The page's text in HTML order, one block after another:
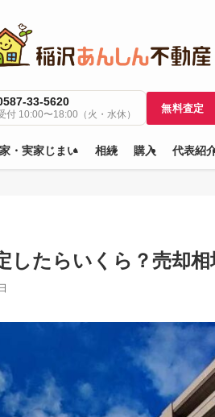
・実家じまい 相続 購入 代表紹
33-5620
付 10:00〜18:00（火・水休）
無料査定
したらいくら？売却相